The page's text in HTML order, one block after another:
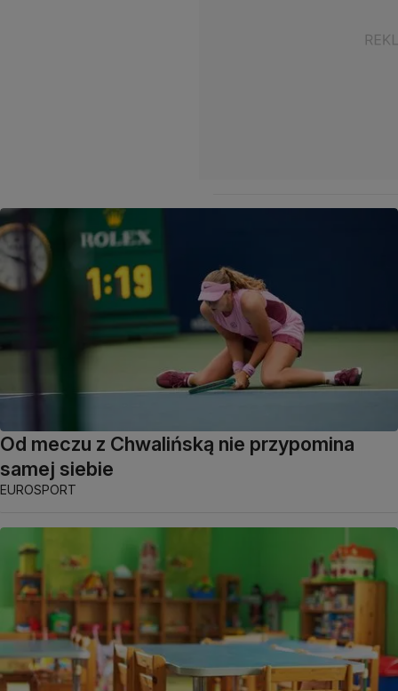
Od meczu z Chwalińską nie przypomina
samej siebie
EUROSPORT